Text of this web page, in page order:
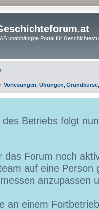
unabhängige Portal für
Vorlesungen, Übungen,
des Betriebs folgt
das Forum noch
auf eine
anzupassen
an einem